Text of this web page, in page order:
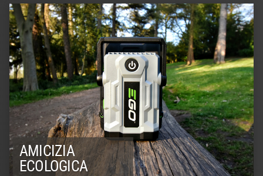
AMICIZIA
ECOLOGICA